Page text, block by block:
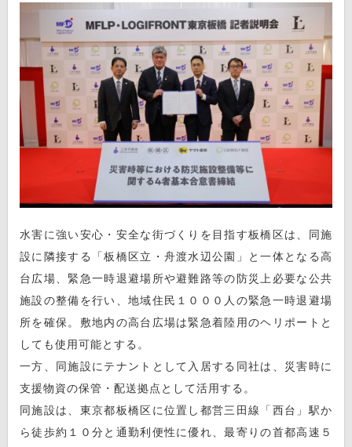
水害に強い安心・安全な街づくりを目指す板橋区は、同施
設に隣接する「板橋区立・舟渡水辺公園」と一体となる高
台広場、緊急一時退避場所や避難路等の防災上必要な公共
施設の整備を行い、地域住民１０００人の緊急一時退避場
所を確保。敷地内の高台広場は緊急着陸用のヘリポートと
しても使用可能とする。
一方、同施設にテナントとして入居する同社は、災害時に
支援物資の保管・配送拠点として活用する。
同施設は、東京都板橋区に位置し都営三田線「西台」駅か
ら徒歩約１０分と通勤利便性に優れ、最寄りの首都高速５